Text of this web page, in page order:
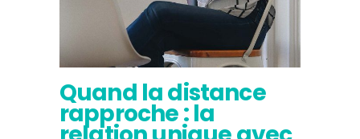
Quand la distance
rapproche : la